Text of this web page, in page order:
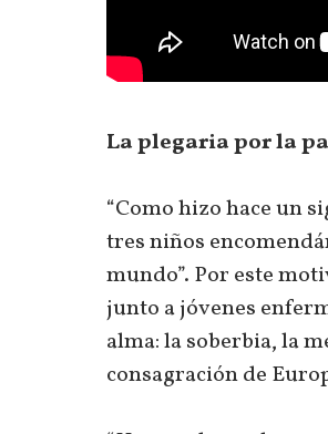
La plegaria por la
“Como hizo hace un
tres niños
mundo”. Por este
junto a jóvenes
alma: la soberbia, la
consagración de